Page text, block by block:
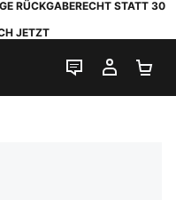
RÜCKGABERECHT STATT 30
JETZT
LIVE-CHAT
MEIN